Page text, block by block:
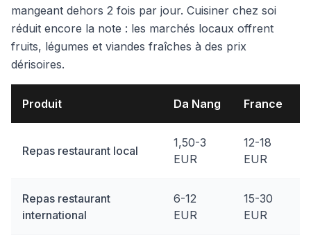
mangeant dehors 2 fois par jour. Cuisiner chez soi
réduit encore la note : les marchés locaux offrent
fruits, légumes et viandes fraîches à des prix
dérisoires.
Produit Da Nang France
Repas restaurant local
1,50-3
EUR
12-18
EUR
Repas restaurant
international
6-12
EUR
15-30
EUR